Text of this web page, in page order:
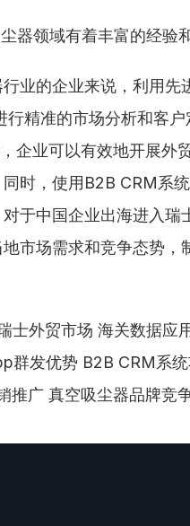
器领域有着丰富的经验
业的企业来说，利用先
精准的市场分析和客户
企业可以有效地开展外
时，使用B2B CRM系
于中国企业出海进入瑞
市场需求和竞争态势，
士外贸市场 海关数据应
群发优势 B2B CRM系
推广 真空吸尘器品牌竞